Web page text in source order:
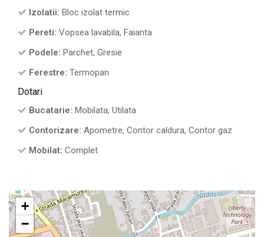
Izolatii: Bloc izolat termic
Pereti: Vopsea lavabila, Faianta
Podele: Parchet, Gresie
Ferestre: Termopan
Dotari
Bucatarie: Mobilata, Utilata
Contorizare: Apometre, Contor caldura, Contor gaz
Mobilat: Complet
+
−